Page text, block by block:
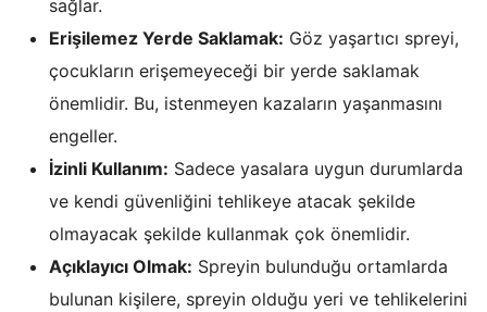
sağlar.
Erişilemez Yerde Saklamak: Göz yaşartıcı spreyi,
çocukların erişemeyeceği bir yerde saklamak
önemlidir. Bu, istenmeyen kazaların yaşanmasını
engeller.
İzinli Kullanım: Sadece yasalara uygun durumlarda
ve kendi güvenliğini tehlikeye atacak şekilde
olmayacak şekilde kullanmak çok önemlidir.
Açıklayıcı Olmak: Spreyin bulunduğu ortamlarda
bulunan kişilere, spreyin olduğu yeri ve tehlikelerini